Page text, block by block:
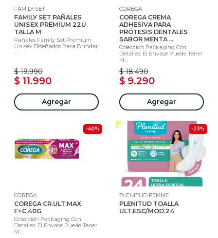
FAMILY SET
FAMILY SET PAÑALES
UNISEX PREMIUM 22U
TALLA M
Pañales Family Set Premium
Unisex Diseñados Para Brindar
...
$ 19.990
$ 11.990
Agregar
COREGA
COREGA CREMA
ADHESIVA PARA
PRÓTESIS DENTALES
SABOR MENTA ...
Colección Packaging Con
Detalles: El Envase Puede Tener
M...
$ 18.490
$ 9.290
Agregar
-40%
COREGA
COREGA CR.ULT.MAX
F+C.40G
Colección Packaging Con
Detalles: El Envase Puede Tener
M...
-23%
PLENITUD FEMME
PLENITUD TOALLA
ULT.ESC/MOD.24